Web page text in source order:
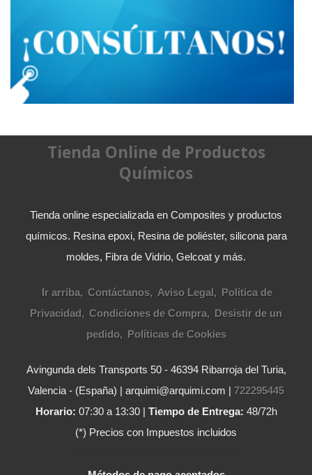
Tienda Online de Productos
Químicos
Tienda online especializada en Composites y productos
químicos. Resina epoxi, Resina de poliéster, silicona para
moldes, Fibra de Vidrio, Gelcoat y más.
Ir arriba Contáctanos Aviso Legal
Política de
Privacidad
Condiciones de Compra
Desistir de un
pedido
Políticas de Cookies
Avingunda dels Transports 50 - 46394 Ribarroja del Turia,
Valencia - (España) | arquimi@arquimi.com | 722295445
Horario: 07:30 a 13:30 | Tiempo de Entrega: 48/72h
(*) Precios con Impuestos incluidos